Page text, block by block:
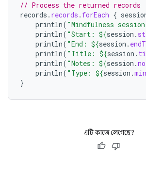
// Process the returned records
records . records . forEach {
println( "Mindfulness
println( "Start: ${session .
println( "End: ${session .
println( "Title: ${session .
println( "Notes: ${session .
println( "Type: ${session .
}
এটি কাজে লেগেছে?